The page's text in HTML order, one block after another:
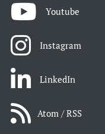
Youtube
Instagram
LinkedIn
Atom / RSS